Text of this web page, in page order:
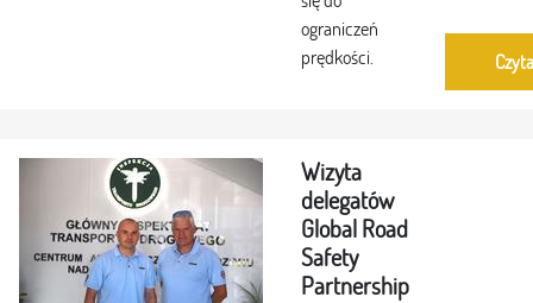
ograniczeń
prędkości.
Wizyta
delegatów
Global Road
Safety
Partnership